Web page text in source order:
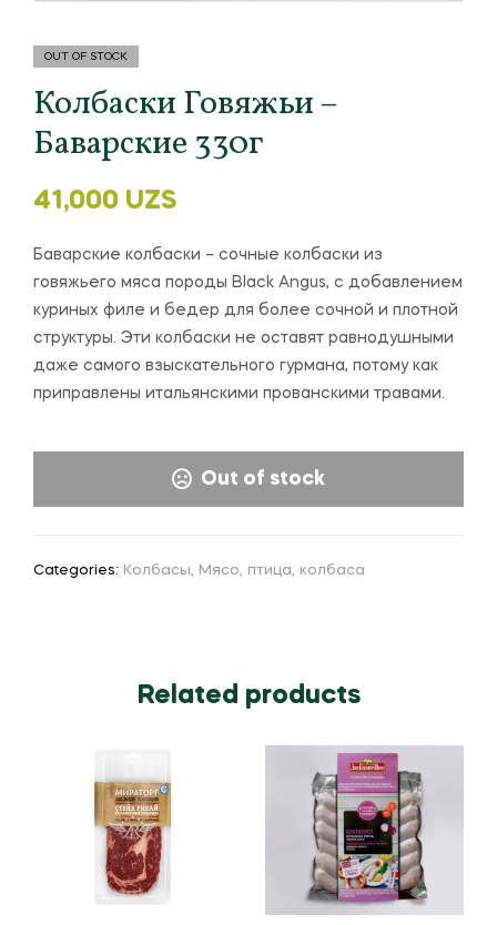
OUT OF STOCK
Колбаски Говяжьи –
Баварские 330г
41,000 UZS
Баварские колбаски – сочные колбаски из
говяжьего мяса породы Black Angus, с добавлением
куриных филе и бедер для более сочной и плотной
структуры. Эти колбаски не оставят равнодушными
даже самого взыскательного гурмана, потому как
приправлены итальянскими прованскими травами.
Out of stock
Categories: Колбасы, Мясо, птица, колбаса
Related products